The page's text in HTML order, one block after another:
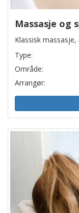
Massasje og
Klassisk
Type:
Område:
Arrangør: